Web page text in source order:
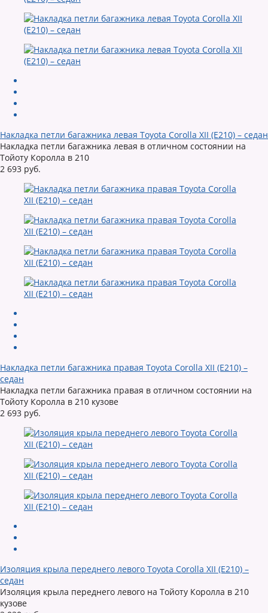
Накладка петли багажника левая Toyota Corolla XII (E210) – седан
Накладка петли багажника левая в отличном состоянии на
Тойоту Королла в 210
2 693 руб.
Накладка петли багажника правая Toyota Corolla XII (E210) –
седан
Накладка петли багажника правая в отличном состоянии на
Тойоту Королла в 210 кузове
2 693 руб.
Изоляция крыла переднего левого Toyota Corolla XII (E210) –
седан
Изоляция крыла переднего левого на Тойоту Королла в 210
кузове